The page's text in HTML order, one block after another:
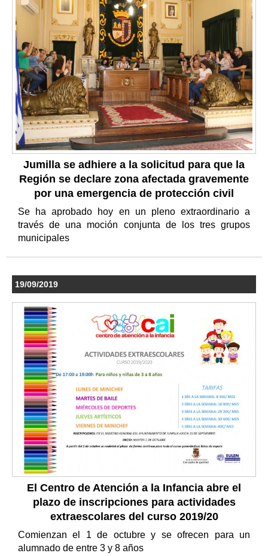
Jumilla se adhiere a la solicitud para que la
Región se declare zona afectada gravemente
por una emergencia de protección civil
Se ha aprobado hoy en un pleno extraordinario a
través de una moción conjunta de los tres grupos
municipales
19/09/2019
El Centro de Atención a la Infancia abre el
plazo de inscripciones para actividades
extraescolares del curso 2019/20
Comienzan el 1 de octubre y se ofrecen para un
alumnado de entre 3 y 8 años